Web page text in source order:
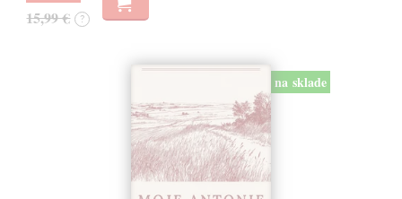
15,99 € ?
na sklade